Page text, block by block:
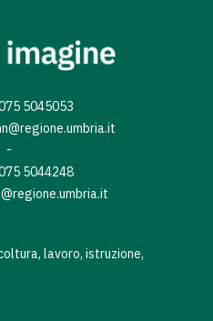
5045053
-
5044248
lavoro, istruzione,